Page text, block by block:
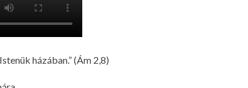
házában.” (Ám 2,8)